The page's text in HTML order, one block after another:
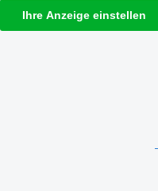
Ihre Anzeige einstellen